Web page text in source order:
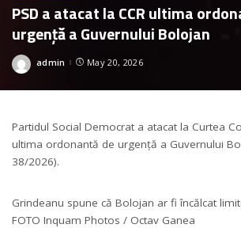
PSD a atacat la CCR ultima
urgență a Guvernului Bolojan
Posted
admin May 20, 2026
Partidul Social Democrat a atacat la Curtea
ultima ordonantă de urgență a Guvernului
38/2026).
Grindeanu spune că Bolojan ar fi încălcat
FOTO Inquam Photos / Octav Ganea